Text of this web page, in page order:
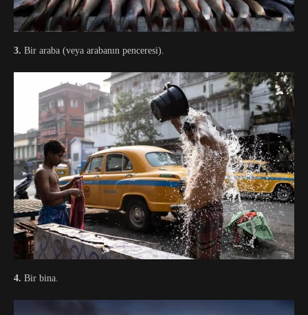
3. Bir araba (veya arabanın penceresi).
4. Bir bina.